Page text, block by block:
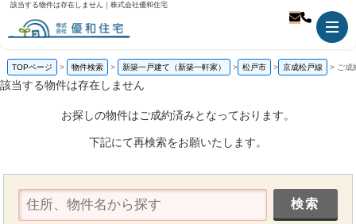
該当する物件は存在しません｜株式会社優和住宅
TOPページ 物件検索 新築一戸建て（新築一軒家） 松戸市 京成松戸線 ご成
該当する物件は存在しません
お探しの物件はご成約済みとなっております。
下記にて再検索をお願いたします。